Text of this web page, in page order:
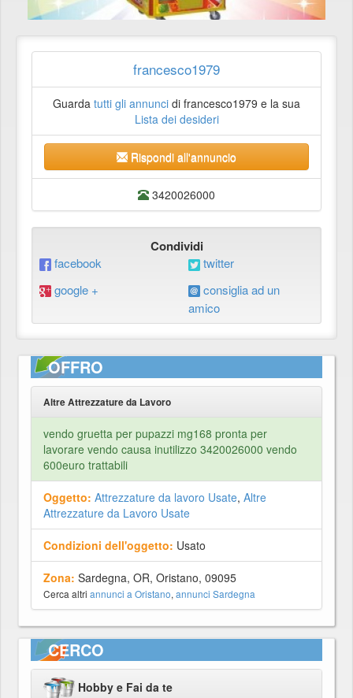
francesco1979
Guarda tutti gli annunci di francesco1979 e la sua
Lista dei desideri
Rispondi all'annuncio
3420026000
Condividi
facebook
twitter
google +
consiglia ad un
amico
OFFRO
Altre Attrezzature da Lavoro
vendo gruetta per pupazzi mg168 pronta per
lavorare vendo causa inutilizzo 3420026000 vendo
600euro trattabili
Oggetto: Attrezzature da lavoro Usate, Altre
Attrezzature da Lavoro Usate
Condizioni dell'oggetto: Usato
Zona: Sardegna, OR, Oristano, 09095
Cerca altri annunci a Oristano, annunci Sardegna
CERCO
Hobby e Fai da te